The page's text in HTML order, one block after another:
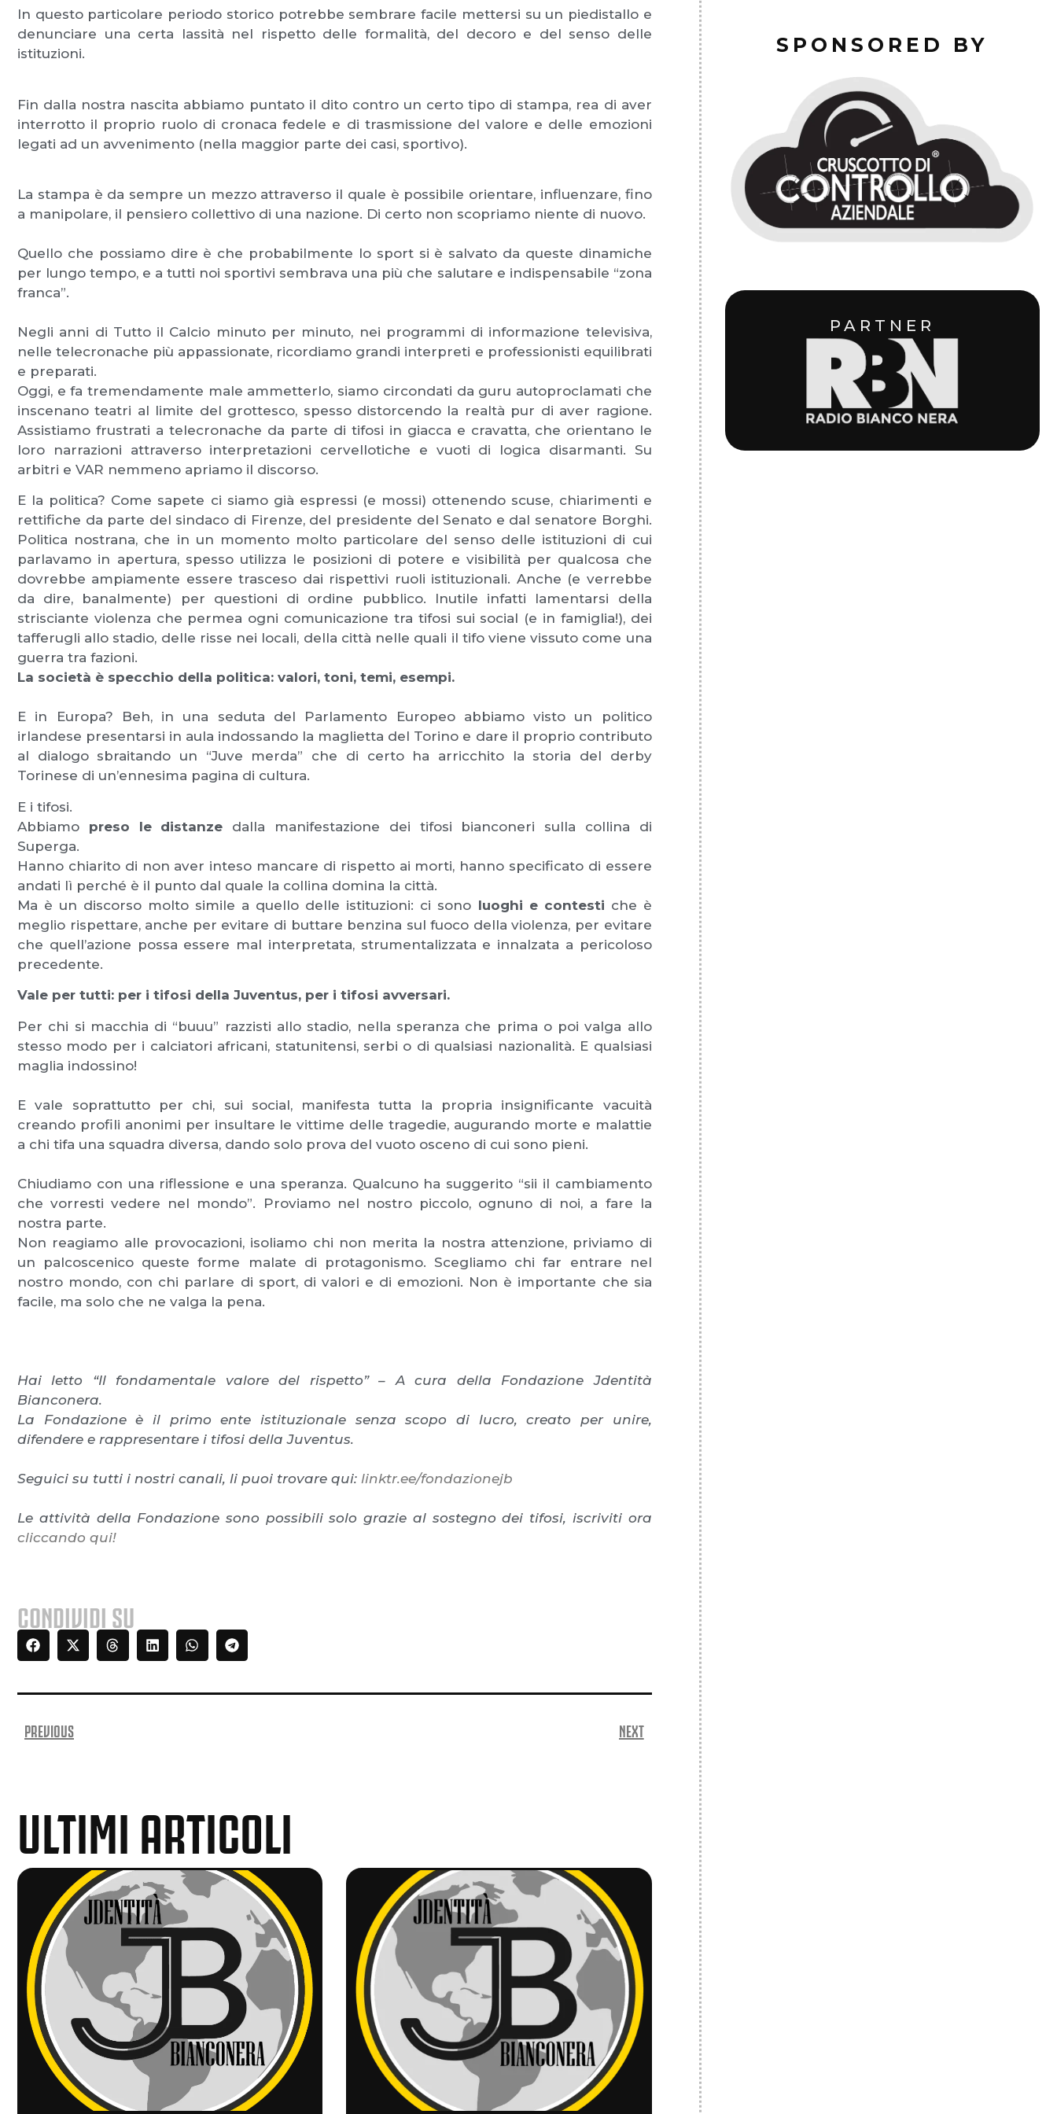
SPONSORED BY
PARTNER
In questo particolare periodo storico potrebbe sembrare facile mettersi su un piedistallo e
denunciare una certa lassità nel rispetto delle formalità, del decoro e del senso delle
istituzioni.
Fin dalla nostra nascita abbiamo puntato il dito contro un certo tipo di stampa, rea di aver
interrotto il proprio ruolo di cronaca fedele e di trasmissione del valore e delle emozioni
legati ad un avvenimento (nella maggior parte dei casi, sportivo).
La stampa è da sempre un mezzo attraverso il quale è possibile orientare, influenzare, fino
a manipolare, il pensiero collettivo di una nazione. Di certo non scopriamo niente di nuovo.
Quello che possiamo dire è che probabilmente lo sport si è salvato da queste dinamiche
per lungo tempo, e a tutti noi sportivi sembrava una più che salutare e indispensabile “zona
franca”.
Negli anni di Tutto il Calcio minuto per minuto, nei programmi di informazione televisiva,
nelle telecronache più appassionate, ricordiamo grandi interpreti e professionisti equilibrati
e preparati.
Oggi, e fa tremendamente male ammetterlo, siamo circondati da guru autoproclamati che
inscenano teatri al limite del grottesco, spesso distorcendo la realtà pur di aver ragione.
Assistiamo frustrati a telecronache da parte di tifosi in giacca e cravatta, che orientano le
loro narrazioni attraverso interpretazioni cervellotiche e vuoti di logica disarmanti. Su
arbitri e VAR nemmeno apriamo il discorso.
E la politica? Come sapete ci siamo già espressi (e mossi) ottenendo scuse, chiarimenti e
rettifiche da parte del sindaco di Firenze, del presidente del Senato e dal senatore Borghi.
Politica nostrana, che in un momento molto particolare del senso delle istituzioni di cui
parlavamo in apertura, spesso utilizza le posizioni di potere e visibilità per qualcosa che
dovrebbe ampiamente essere trasceso dai rispettivi ruoli istituzionali. Anche (e verrebbe
da dire, banalmente) per questioni di ordine pubblico. Inutile infatti lamentarsi della
strisciante violenza che permea ogni comunicazione tra tifosi sui social (e in famiglia!), dei
tafferugli allo stadio, delle risse nei locali, della città nelle quali il tifo viene vissuto come una
guerra tra fazioni.
La società è specchio della politica: valori, toni, temi, esempi.
E in Europa? Beh, in una seduta del Parlamento Europeo abbiamo visto un politico
irlandese presentarsi in aula indossando la maglietta del Torino e dare il proprio contributo
al dialogo sbraitando un “Juve merda” che di certo ha arricchito la storia del derby
Torinese di un’ennesima pagina di cultura.
E i tifosi.
Abbiamo preso le distanze dalla manifestazione dei tifosi bianconeri sulla collina di
Superga.
Hanno chiarito di non aver inteso mancare di rispetto ai morti, hanno specificato di essere
andati lì perché è il punto dal quale la collina domina la città.
Ma è un discorso molto simile a quello delle istituzioni: ci sono luoghi e contesti che è
meglio rispettare, anche per evitare di buttare benzina sul fuoco della violenza, per evitare
che quell’azione possa essere mal interpretata, strumentalizzata e innalzata a pericoloso
precedente.
Vale per tutti: per i tifosi della Juventus, per i tifosi avversari.
Per chi si macchia di “buuu” razzisti allo stadio, nella speranza che prima o poi valga allo
stesso modo per i calciatori africani, statunitensi, serbi o di qualsiasi nazionalità. E qualsiasi
maglia indossino!
E vale soprattutto per chi, sui social, manifesta tutta la propria insignificante vacuità
creando profili anonimi per insultare le vittime delle tragedie, augurando morte e malattie
a chi tifa una squadra diversa, dando solo prova del vuoto osceno di cui sono pieni.
Chiudiamo con una riflessione e una speranza. Qualcuno ha suggerito “sii il cambiamento
che vorresti vedere nel mondo”. Proviamo nel nostro piccolo, ognuno di noi, a fare la
nostra parte.
Non reagiamo alle provocazioni, isoliamo chi non merita la nostra attenzione, priviamo di
un palcoscenico queste forme malate di protagonismo. Scegliamo chi far entrare nel
nostro mondo, con chi parlare di sport, di valori e di emozioni. Non è importante che sia
facile, ma solo che ne valga la pena.
Hai letto “Il fondamentale valore del rispetto” – A cura della Fondazione Jdentità
Bianconera.
La Fondazione è il primo ente istituzionale senza scopo di lucro, creato per unire,
difendere e rappresentare i tifosi della Juventus.
Seguici su tutti i nostri canali, li puoi trovare qui: linktr.ee/fondazionejb
Le attività della Fondazione sono possibili solo grazie al sostegno dei tifosi, iscriviti ora
cliccando qui!
CONDIVIDI SU
PREVIOUS NEXT
ULTIMI ARTICOLI